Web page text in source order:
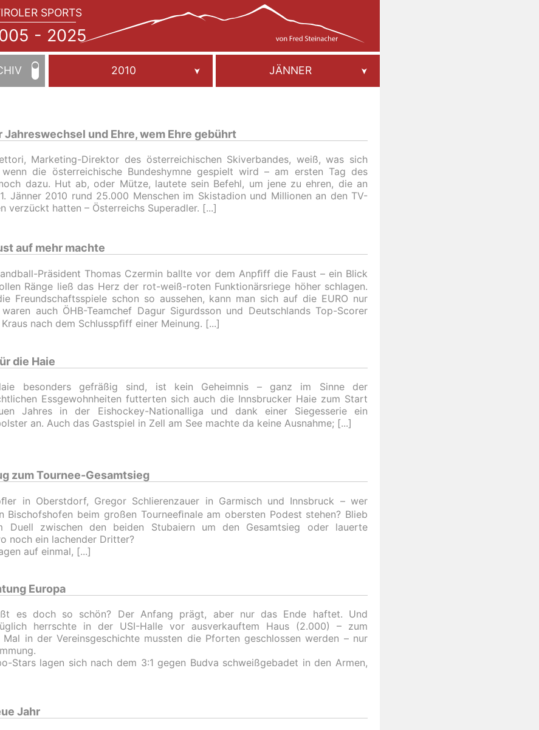
SPORTS
- 2025
JAHRBUCH
2005
2025
2010 JÄNNER
Jahreswechsel und Ehre, wem Ehre gebührt
Marketing-Direktor des österreichischen Skiverbandes, weiß, was sich
die österreichische Bundeshymne gespielt wird – am ersten Tag des
dazu. Hut ab, oder Mütze, lautete sein Befehl, um jene zu ehren, die an
Jänner 2010 rund 25.000 Menschen im Skistadion und Millionen an den TV-
verzückt hatten – Österreichs Superadler.
auf mehr machte
Präsident Thomas Czermin ballte vor dem Anpﬁff die Faust – ein Blick
Ränge ließ das Herz der rot-weiß-roten Funktionärsriege höher schlagen.
Freundschaftsspiele schon so aussehen, kann man sich auf die EURO nur
waren auch ÖHB-Teamchef Dagur Sigurdsson und Deutschlands Top-Scorer
nach dem Schlusspﬁff einer Meinung.
die Haie
besonders gefräßig sind, ist kein Geheimnis – ganz im Sinne der
Essgewohnheiten futterten sich auch die Innsbrucker Haie zum Start
Jahres in der Eishockey-Nationalliga und dank einer Siegesserie ein
an. Auch das Gastspiel in Zell am See machte da keine Ausnahme;
zum Tournee-Gesamtsieg
in Oberstdorf, Gregor Schlierenzauer in Garmisch und Innsbruck – wer
Bischofshofen beim großen Tourneeﬁnale am obersten Podest stehen? Blieb
Duell zwischen den beiden Stubaiern um den Gesamtsieg oder lauerte
noch ein lachender Dritter?
auf einmal,
Europa
es doch so schön? Der Anfang prägt, aber nur das Ende haftet. Und
herrschte in der USI-Halle vor ausverkauftem Haus (2.000) – zum
Mal in der Vereinsgeschichte mussten die Pforten geschlossen werden – nur
Stars lagen sich nach dem 3:1 gegen Budva schweißgebadet in den Armen,
Jahr